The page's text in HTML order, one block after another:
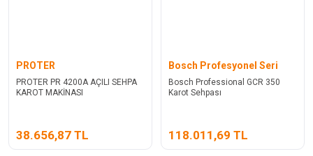
PROTER
PROTER PR 4200A AÇILI SEHPA
KAROT MAKİNASI
38.656,87 TL
Bosch Profesyonel Seri
Bosch Professional GCR 350
Karot Sehpası
118.011,69 TL